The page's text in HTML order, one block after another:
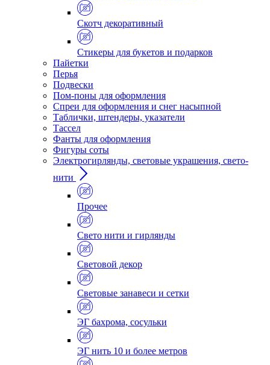
Скотч декоративный
Стикеры для букетов и подарков
Пайетки
Перья
Подвески
Пом-поны для оформления
Спреи для оформления и снег насыпной
Таблички, штендеры, указатели
Тассел
Фанты для оформления
Фигуры соты
Электрогирлянды, световые украшения, свето-
нити
Прочее
Свето нити и гирлянды
Световой декор
Световые занавеси и сетки
ЭГ бахрома, сосульки
ЭГ нить 10 и более метров